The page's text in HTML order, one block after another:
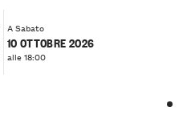
A Sabato
10 OTTOBRE 2026
alle 18:00